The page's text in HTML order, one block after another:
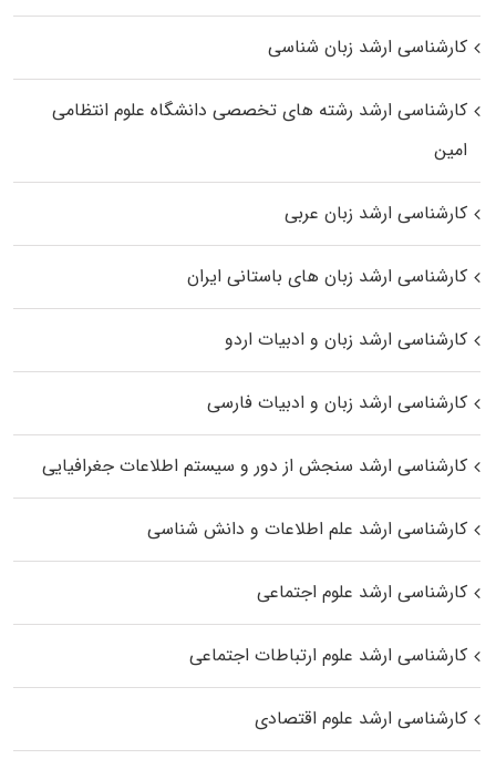
کارشناسی ارشد زبان شناسی
کارشناسی ارشد رﺷﺘﻪ ﻫﺎی تخصصی داﻧﺸﮕﺎه ﻋﻠﻮم انتظامی
اﻣﻴﻦ
کارشناسی ارشد زبان عربی
کارشناسی ارشد زبان‌ های باستانی ایران
کارشناسی ارشد زبان و ادبیات اردو
کارشناسی ارشد زبان و ادبیات فارسی
کارشناسی ارشد سنجش از دور و سیستم اطلاعات جغرافیایی
کارشناسی ارشد علم اطلاعات و دانش شناسی
کارشناسی ارشد علوم اجتماعی
کارشناسی ارشد علوم ارتباطات اجتماعی
کارشناسی ارشد علوم اقتصادی